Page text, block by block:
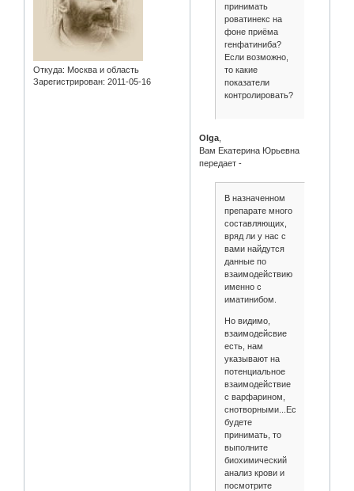
Откуда: Москва и область
Зарегистрирован: 2011-05-16
принимать
роватинекс на
фоне приёма
генфатиниба?
Если возможно,
то какие
показатели
контролировать?
Olga
Вам Екатерина Юрьевна
передает -
В назначенном
препарате много
составляющих,
вряд ли у нас с
вами найдутся
данные по
взаимодействию
именно с
иматинибом.
Но видимо,
взаимодейсвие
есть, нам
указывают на
потенциальное
взаимодействие
с варфарином,
снотворными...Если
будете
принимать, то
выполните
биохимический
анализ крови и
посмотрите